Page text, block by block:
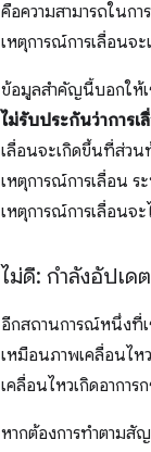
คือความสามารถในก
เหตุการณ์การเลื่อนจ
ข้อมูลสำคัญนี้บอกให้เ
ไม่รับประกันว่าการ
เลื่อนจะเกิดขึ้นที่ส่วน
เหตุการณ์การเลื่อน
เหตุการณ์การเลื่อนจ
ไม่ดี: กำลังอัปเดต
อีกสถานการณ์หนึ่งที่เ
เหมือนภาพเคลื่อนไห
เคลื่อนไหวเกิดอาการ
หากต้องการทำตามสั